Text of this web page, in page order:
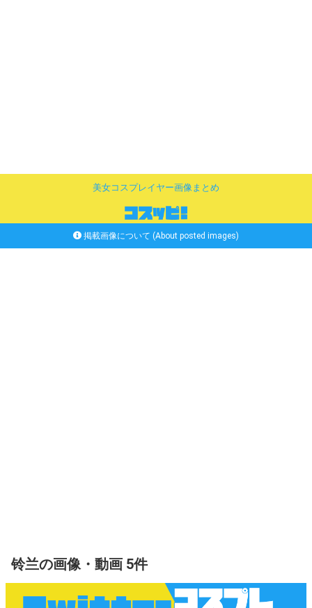
美女コスプレイヤー画像まとめ
掲載画像について (About posted images)
铃兰の画像・動画 5件